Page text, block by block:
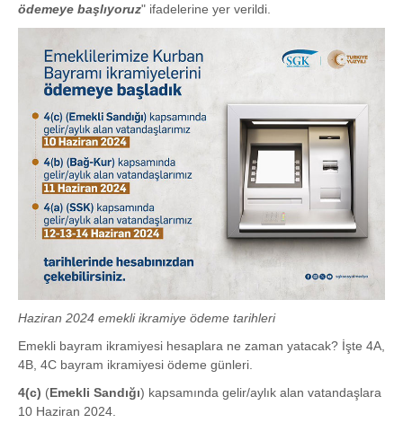
ödemeye başlıyoruz" ifadelerine yer verildi.
Haziran 2024 emekli ikramiye ödeme tarihleri
Emekli bayram ikramiyesi hesaplara ne zaman yatacak? İşte 4A,
4B, 4C bayram ikramiyesi ödeme günleri.
4(c) (Emekli Sandığı) kapsamında gelir/aylık alan vatandaşlara
10 Haziran 2024.